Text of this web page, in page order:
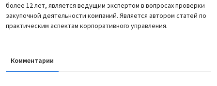
более 12 лет, является ведущим экспертом в вопросах проверки
закупочной деятельности компаний. Является автором статей по
практическим аспектам корпоративного управления.
Комментарии